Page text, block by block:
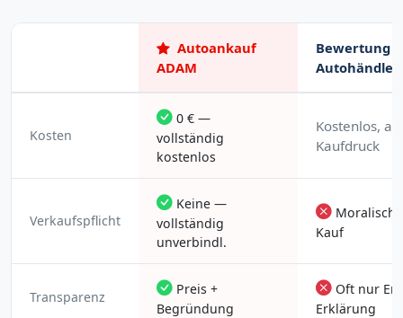
Autoankauf
ADAM
Bewertung
Autohändler
Kosten
0 € —
vollständig
kostenlos
Kostenlos,
Kaufdruck
Verkaufspflicht
Keine —
vollständig
unverbindl.
Kauf
Transparenz
Preis +
Begründung
Oft nur
Erklärung